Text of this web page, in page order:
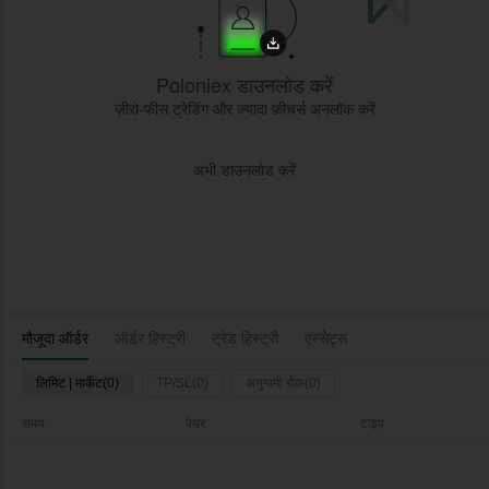
मौजूदा ऑर्डर ऑर्डर हिस्ट्री ट्रेड हिस्ट्री एस्सेट्स
लिमिट | मार्केट(0) TP/SL(0) अनुगामी रोक(0)
समय
Poloniex डाउनलोड करें
ज़ीरो-फीस ट्रेडिंग और ज़्यादा फ़ीचर्स अनलॉक करें
अभी डाउनलोड करें